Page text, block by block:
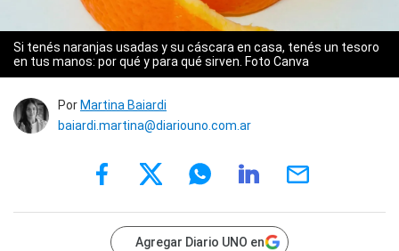
Si tenés naranjas usadas y su cáscara en casa, tenés un tesoro
en tus manos: por qué y para qué sirven. Foto Canva
Por Martina Baiardi
baiardi.martina@diariouno.com.ar
Agregar Diario UNO en